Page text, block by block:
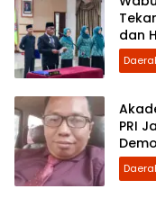
dan
PRI